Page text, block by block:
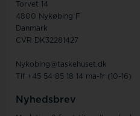
Torvet 14
4800 Nykøbing F
Danmark
CVR DK32281427
Nykobing@taskehuset.dk
Tlf +45 54 85 18 14 ma-fr (10-16)
Nyhedsbrev